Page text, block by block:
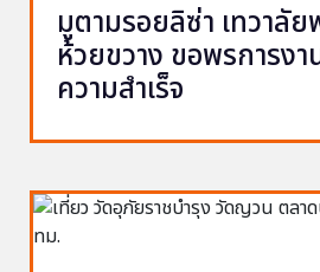
มูตามรอยลิซ่า เทวาลั
ห้วยขวาง ขอพรการงา
ความสำเร็จ